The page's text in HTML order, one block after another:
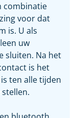
combinatie
voor dat
is. U als
uw
sluiten. Na het
is het
ten alle tijden